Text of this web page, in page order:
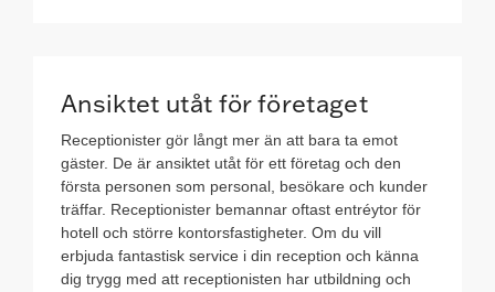
Ansiktet utåt för företaget
Receptionister gör långt mer än att bara ta emot
gäster. De är ansiktet utåt för ett företag och den
första personen som personal, besökare och kunder
träffar. Receptionister bemannar oftast entréytor för
hotell och större kontorsfastigheter. Om du vill
erbjuda fantastisk service i din reception och känna
dig trygg med att receptionisten har utbildning och